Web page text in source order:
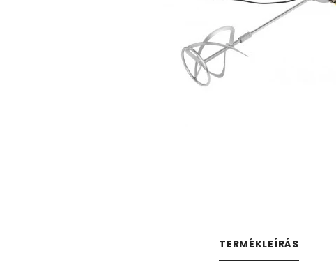
TERMÉKLEÍRÁS